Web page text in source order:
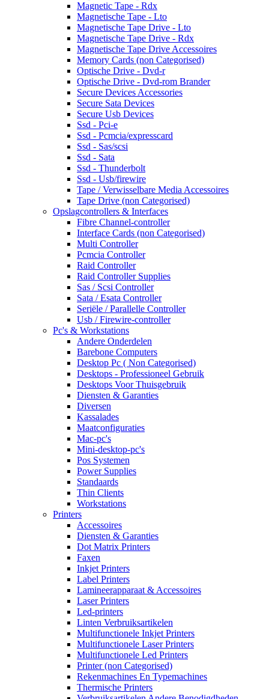
Magnetic Tape - Rdx
Magnetische Tape - Lto
Magnetische Tape Drive - Lto
Magnetische Tape Drive - Rdx
Magnetische Tape Drive Accessoires
Memory Cards (non Categorised)
Optische Drive - Dvd-r
Optische Drive - Dvd-rom Brander
Secure Devices Accessories
Secure Sata Devices
Secure Usb Devices
Ssd - Pci-e
Ssd - Pcmcia/expresscard
Ssd - Sas/scsi
Ssd - Sata
Ssd - Thunderbolt
Ssd - Usb/firewire
Tape / Verwisselbare Media Accessoires
Tape Drive (non Categorised)
Opslagcontrollers & Interfaces
Fibre Channel-controller
Interface Cards (non Categorised)
Multi Controller
Pcmcia Controller
Raid Controller
Raid Controller Supplies
Sas / Scsi Controller
Sata / Esata Controller
Seriële / Parallelle Controller
Usb / Firewire-controller
Pc's & Workstations
Andere Onderdelen
Barebone Computers
Desktop Pc ( Non Categorised)
Desktops - Professioneel Gebruik
Desktops Voor Thuisgebruik
Diensten & Garanties
Diversen
Kassalades
Maatconfiguraties
Mac-pc's
Mini-desktop-pc's
Pos Systemen
Power Supplies
Standaards
Thin Clients
Workstations
Printers
Accessoires
Diensten & Garanties
Dot Matrix Printers
Faxen
Inkjet Printers
Label Printers
Lamineerapparaat & Accessoires
Laser Printers
Led-printers
Linten Verbruiksartikelen
Multifunctionele Inkjet Printers
Multifunctionele Laser Printers
Multifunctionele Led Printers
Printer (non Categorised)
Rekenmachines En Typemachines
Thermische Printers